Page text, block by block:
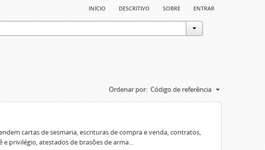
início descritivo sobre entrar
Ordenar por: Código de referência
cartas de sesmaria, escrituras de compra e venda, contratos,
privilégio, atestados de brasões de arma...